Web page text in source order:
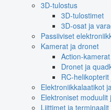
3D-tulostus
3D-tulostimet
3D-osat ja
Passiiviset
Kamerat ja dronet
Action-kamerat
Dronet ja
RC-
Elektroniikkalaatikot
Elektroniset moduulit
Liittimet ja terminaalit